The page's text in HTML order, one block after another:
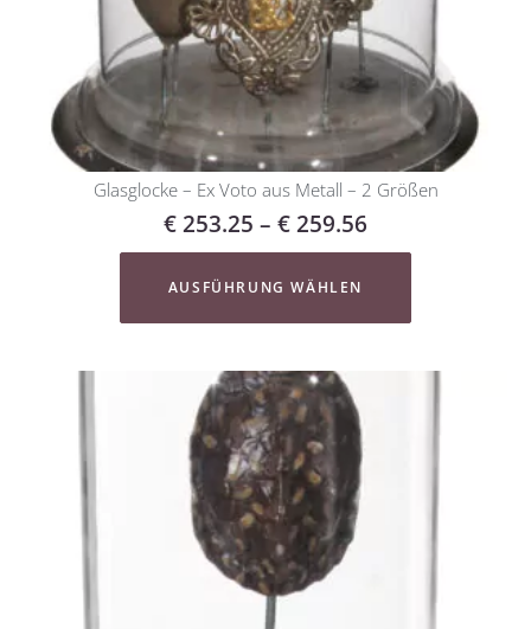
Glasglocke – Ex Voto aus Metall – 2 Größen
€253.25 – €259.56
AUSFÜHRUNG WÄHLEN